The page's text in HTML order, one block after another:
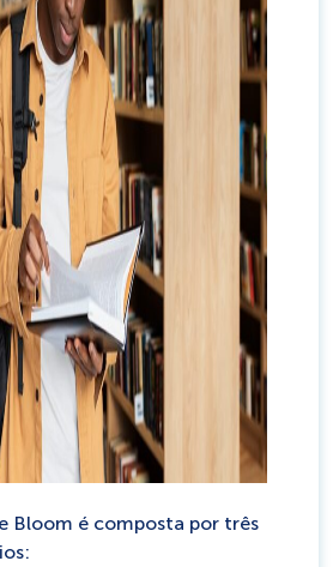
Bloom é composta por três